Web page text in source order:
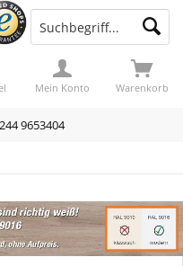
9653404
Warenkorb
Mein Konto